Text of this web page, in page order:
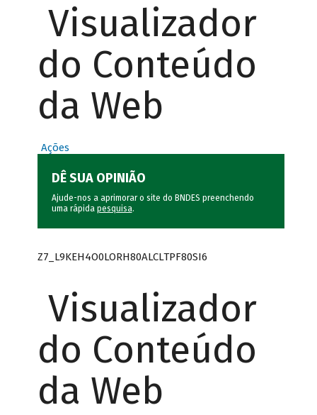
Visualizador
do Conteúdo
da Web
Ações
DÊ SUA OPINIÃO
Ajude-nos a aprimorar o site do BNDES preenchendo
uma rápida pesquisa.
Z7_L9KEH4O0LORH80ALCLTPF80SI6
Visualizador
do Conteúdo
da Web